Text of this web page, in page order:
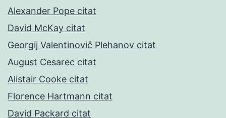
Alexander Pope citat
David McKay citat
Georgij Valentinovič Plehanov citat
August Cesarec citat
Alistair Cooke citat
Florence Hartmann citat
David Packard citat